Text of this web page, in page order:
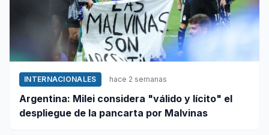
INTERNACIONALES hace 2 semanas
Argentina: Milei considera "válido y lícito" el
despliegue de la pancarta por Malvinas